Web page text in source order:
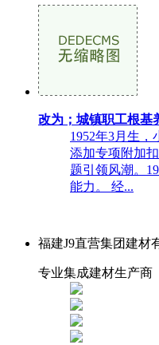
改为；城镇职工根基
1952年3月生，
添加专项附加
题引领风潮。
能力。 经...
福建J9直营集团建材
专业集成建材生产商